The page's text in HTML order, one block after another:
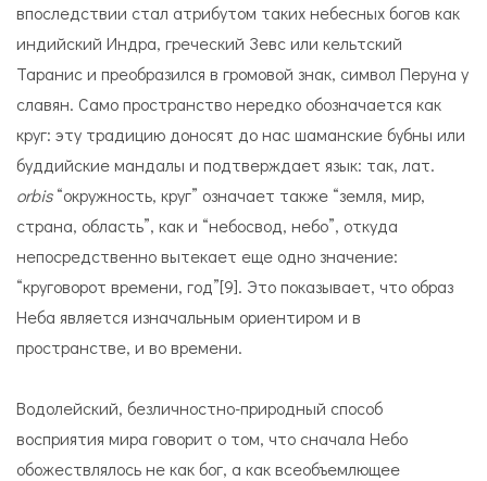
впоследствии стал атрибутом таких небесных богов как
индийский Индра, греческий Зевс или кельтский
Таранис и преобразился в громовой знак, символ Перуна у
славян. Само пространство нередко обозначается как
круг: эту традицию доносят до нас шаманские бубны или
буддийские мандалы и подтверждает язык: так, лат.
orbis“окружность, круг” означает также “земля, мир,
страна, область”, как и “небосвод, небо”, откуда
непосредственно вытекает еще одно значение:
“круговорот времени, год”[9]. Это показывает, что образ
Неба является изначальным ориентиром и в
пространстве, и во времени.
Водолейский, безличностно-природный способ
восприятия мира говорит о том, что сначала Небо
обожествлялось не как бог, а как всеобъемлющее